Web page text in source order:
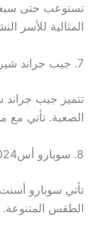
تستوعب حتى سبعة
المثالية للأسر
7. جيب جراند شيروكي 2024
الصعبة. تأتي مع
8. سوبارو أسcent 2024
الطقس المتنوعة.